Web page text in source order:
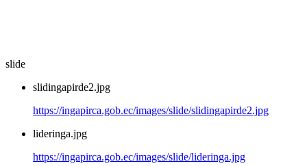
slide
slidingapirde2.jpg
https://ingapirca.gob.ec/images/slide/slidingapirde2.jpg
lideringa.jpg
https://ingapirca.gob.ec/images/slide/lideringa.jpg